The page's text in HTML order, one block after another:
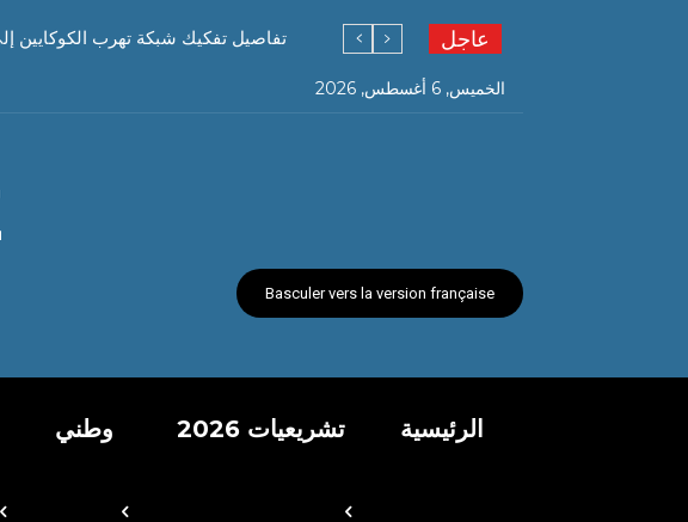
عاجل تفاصيل تفكيك شبكة تهرب الكوكايين إلى
الخميس, 6 أغسطس, 2026
Basculer vers la version française
الرئيسية تشريعيات 2026 وطني